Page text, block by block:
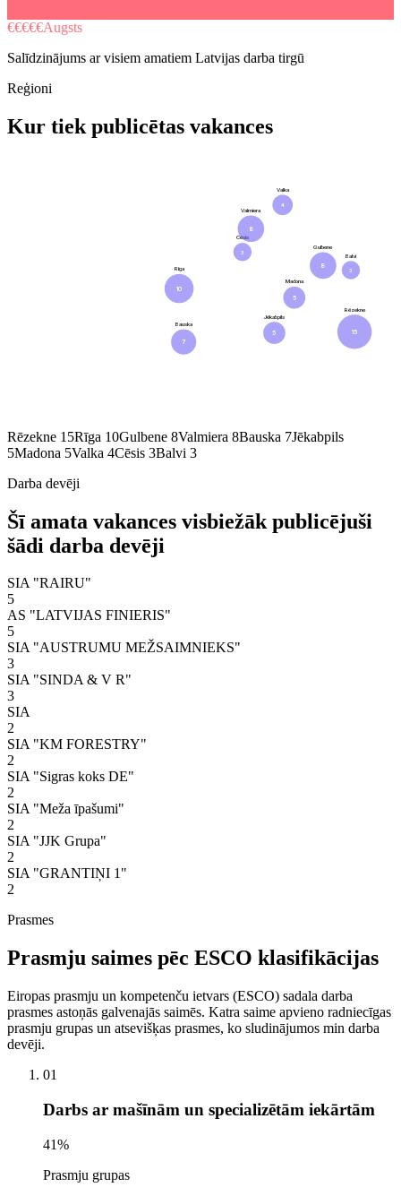
€€€€€Augsts
Salīdzinājums ar visiem amatiem Latvijas darba tirgū
Reģioni
Kur tiek publicētas vakances
3
Cēsis
3
Balvi
4
Valka
5
Jēkabpils
5
Madona
7
Bauska
8
Gulbene
8
Valmiera
10
Rīga
15
Rēzekne
Rēzekne 15Rīga 10Gulbene 8Valmiera 8Bauska 7Jēkabpils
5Madona 5Valka 4Cēsis 3Balvi 3
Darba devēji
Šī amata vakances visbiežāk publicējuši
šādi darba devēji
SIA "RAIRU"
5
AS "LATVIJAS FINIERIS"
5
SIA "AUSTRUMU MEŽSAIMNIEKS"
3
SIA "SINDA & V R"
3
SIA
2
SIA "KM FORESTRY"
2
SIA "Sigras koks DE"
2
SIA "Meža īpašumi"
2
SIA "JJK Grupa"
2
SIA "GRANTIŅI 1"
2
Prasmes
Prasmju saimes pēc ESCO klasifikācijas
Eiropas prasmju un kompetenču ietvars (ESCO) sadala darba
prasmes astoņās galvenajās saimēs. Katra saime apvieno radniecīgas
prasmju grupas un atsevišķas prasmes, ko sludinājumos min darba
devēji.
01
Darbs ar mašīnām un specializētām iekārtām
41%
Prasmju grupas